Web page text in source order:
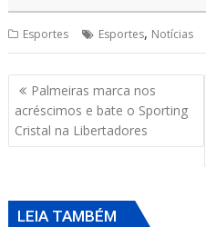
p k
Esportes Esportes, Notícias
Navegação
de
Post
Palmeiras marca nos
acréscimos e bate o Sporting
Cristal na Libertadores
LEIA TAMBÉM